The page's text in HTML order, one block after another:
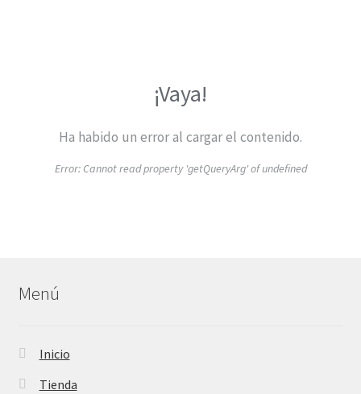
¡Vaya!
Ha habido un error al cargar el contenido.
Error: Cannot read property 'getQueryArg' of undefined
Menú
Inicio
Tienda